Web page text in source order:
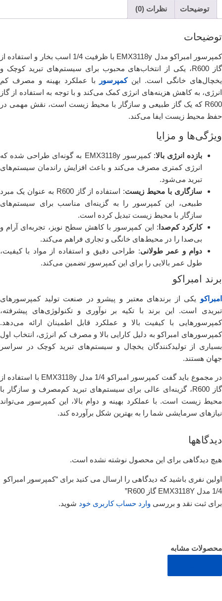
توضیحات نظرات (0)
توضیحات
کمپرسور امبراکو مدل EMX3118y با ظرفیت 1/4 اسب بخار و استفاده از
گاز R600، یکی از انتخاب‌های محبوب برای سیستم‌های تبرید کوچک و
یخچال‌های خانگی است. اینکمپرسور
با عملکرد بهینه و مصرف کم
انرژی، به کاهش هزینه‌های انرژی کمک می‌کند و با توجه به استفاده از گاز
R600 که یک گاز طبیعی و سازگار با محیط زیست است، نقش مهمی در
حفظ محیط زیست ایفا می‌کند.
ویژگی‌ها و مزایا
بازده انرژی بالا
: کمپرسور EMX3118y به گونه‌ای طراحی شده که
انرژی کمتری مصرف می‌کند و باعث افزایش راندمان سیستم‌های
تبرید می‌شود.
سازگاری با محیط زیست
: استفاده از گاز R600 به عنوان یک مبرد
طبیعی، این کمپرسور را به گزینه‌ای مناسب برای سیستم‌های
سازگار با محیط زیست تبدیل کرده است.
کارکرد کم‌صدا : این کمپرسور با کاهش سطح نویز، تجربه‌ای آرام و
بی‌صدا را در محیط‌های خانگی و تجاری فراهم می‌کند.
دوام و عمر طولانی: طراحی دقیق و استفاده از مواد با کیفیت،
طول عمر بالایی را برای این کمپرسور تضمین می‌کند.
برند امبراکو
امبراکو یکی از برندهای معتبر و پیشرو در صنعت تولید کمپرسورهای
تبریدی است. این برند با تکیه بر نوآوری و تکنولوژی‌های پیشرفته،
کمپرسورهایی با کیفیت بالا و عملکرد قابل اطمینان ارائه می‌دهد.
کمپرسورهای امبراکو به دلیل کارایی بالا و مصرف کم انرژی، انتخاب اول
بسیاری از تولیدکنندگان یخچال و سیستم‌های تبرید کوچک در سراسر
جهان هستند.
در مجموع باید گفت کمپرسور امبراکو 1/4 مدل EMX3118y با استفاده از
گاز R600، گزینه‌ای عالی برای سیستم‌های تبرید کم‌مصرف و سازگار با
محیط زیست است. با عملکرد بهینه و دوام بالا، این کمپرسور می‌تواند
نیازهای سرمایشی شما را به بهترین شکل برآورده کند.
دیدگاهها
هیچ دیدگاهی برای این محصول نوشته نشده است.
اولین نفری باشید که دیدگاهی را ارسال می کنید برای “کمپرسور امبراکو
1/4 مدل EMX3118Y گاز R600”
برای ثبت نقد و بررسی وارد حساب کاربری خود شوید.
محصولات مشابه